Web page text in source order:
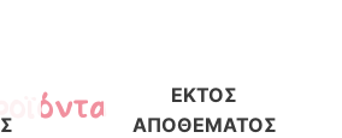
ΕΚΤΌΣ
ΑΠΟΘΈΜΑΤΟΣ